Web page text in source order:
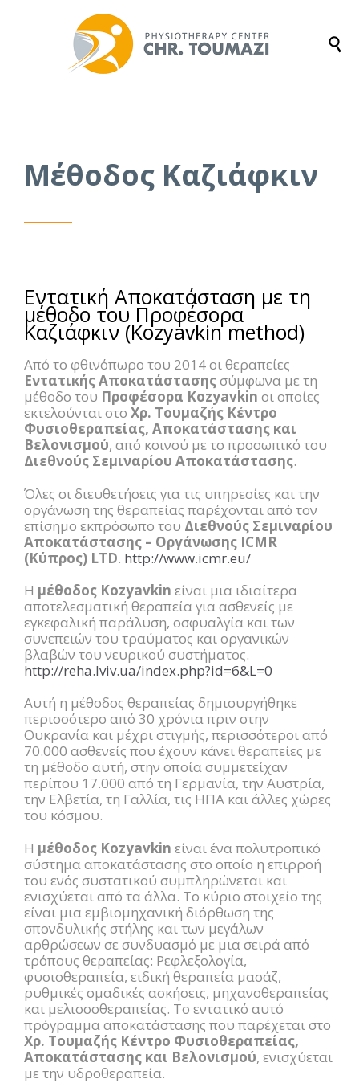

Μέθοδος Καζιάφκιν
Εντατική Αποκατάσταση με τη
μέθοδο του Προφέσορα
Καζιάφκιν (Kozyavkin method)
Από το φθινόπωρο του 2014 οι θεραπείες
Εντατικής Αποκατάστασηςσύμφωνα με τη
μέθοδο του Προφέσορα Kozyavkin οι οποίες
εκτελούνται στο Χρ. Τουμαζής Κέντρο
Φυσιοθεραπείας, Αποκατάστασης και
Βελονισμού, από κοινού με το προσωπικό του
Διεθνούς Σεμιναρίου Αποκατάστασης.
Όλες οι διευθετήσεις για τις υπηρεσίες και την
οργάνωση της θεραπείας παρέχονται από τον
επίσημο εκπρόσωπο του Διεθνούς Σεμιναρίου
Αποκατάστασης – Οργάνωσης ICMR
(Κύπρος) LTD. http://www.icmr.eu/
Η μέθοδος Kozyavkin είναι μια ιδιαίτερα
αποτελεσματική θεραπεία για ασθενείς με
εγκεφαλική παράλυση, οσφυαλγία και των
συνεπειών του τραύματος και οργανικών
βλαβών του νευρικού συστήματος.
http://reha.lviv.ua/index.php?id=6&L=0
Αυτή η μέθοδος θεραπείας δημιουργήθηκε
περισσότερο από 30 χρόνια πριν στην
Ουκρανία και μέχρι στιγμής, περισσότεροι από
70.000 ασθενείς που έχουν κάνει θεραπείες με
τη μέθοδο αυτή, στην οποία συμμετείχαν
περίπου 17.000 από τη Γερμανία, την Αυστρία,
την Ελβετία, τη Γαλλία, τις ΗΠΑ και άλλες χώρες
του κόσμου.
Η μέθοδος Kozyavkin είναι ένα πολυτροπικό
σύστημα αποκατάστασης στο οποίο η επιρροή
του ενός συστατικού συμπληρώνεται και
ενισχύεται από τα άλλα. Το κύριο στοιχείο της
είναι μια εμβιομηχανική διόρθωση της
σπονδυλικής στήλης και των μεγάλων
αρθρώσεων σε συνδυασμό με μια σειρά από
τρόπους θεραπείας: Ρεφλεξολογία,
φυσιοθεραπεία, ειδική θεραπεία μασάζ,
ρυθμικές ομαδικές ασκήσεις, μηχανοθεραπείας
και μελισσοθεραπείας. Το εντατικό αυτό
πρόγραμμα αποκατάστασης που παρέχεται στο
Χρ. Τουμαζής Κέντρο Φυσιοθεραπείας,
Αποκατάστασης και Βελονισμού, ενισχύεται
με την υδροθεραπεία.